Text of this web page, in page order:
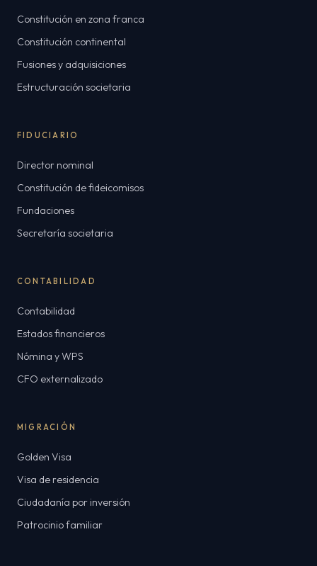
Constitución en zona franca
Constitución continental
Fusiones y adquisiciones
Estructuración societaria
FIDUCIARIO
Director nominal
Constitución de fideicomisos
Fundaciones
Secretaría societaria
CONTABILIDAD
Contabilidad
Estados financieros
Nómina y WPS
CFO externalizado
MIGRACIÓN
Golden Visa
Visa de residencia
Ciudadanía por inversión
Patrocinio familiar